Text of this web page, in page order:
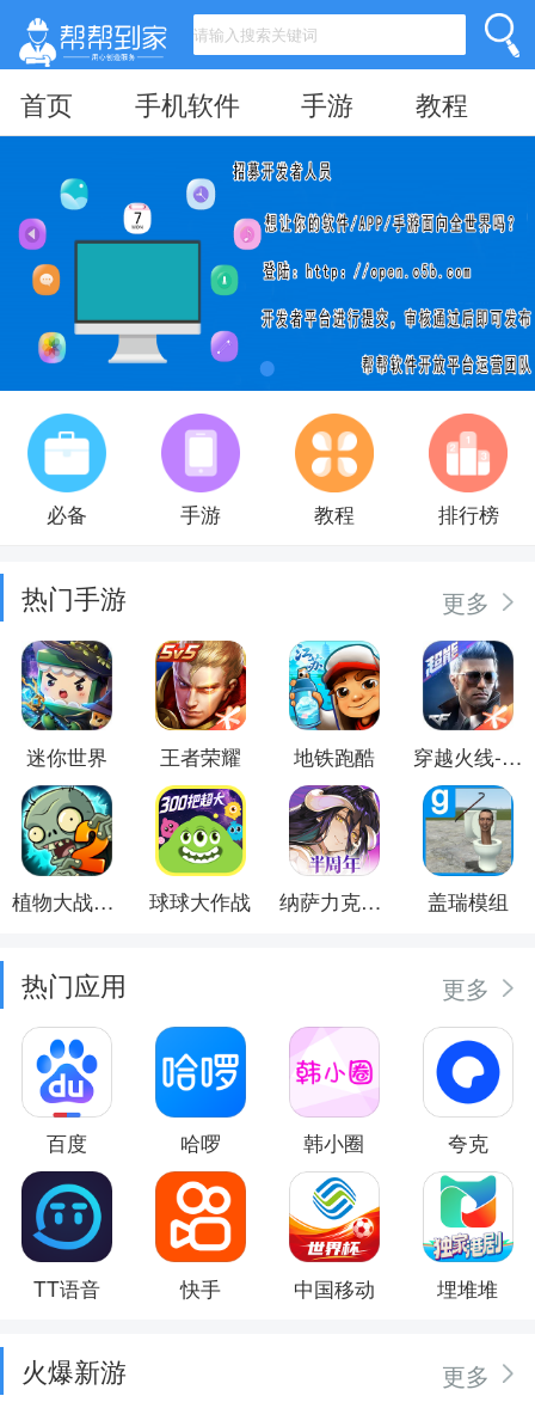
首页 手机软件 手游 教程
必备 手游 教程 排行榜
热门手游 更多
迷你世界 王者荣耀 地铁跑酷 穿越火线-枪战王者
植物大战僵尸2 球球大作战 纳萨力克之王 盖瑞模组
热门应用 更多
百度 哈啰 韩小圈 夸克
TT语音 快手 中国移动 埋堆堆
火爆新游 更多